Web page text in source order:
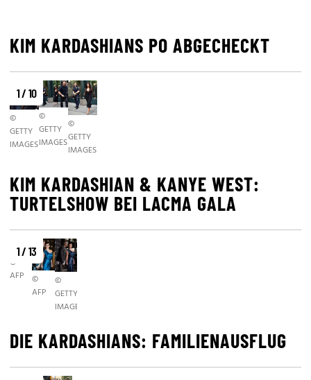
KIM KARDASHIANS PO ABGECHECKT
1 / 10
©
GETTY
IMAGES
©
GETTY
IMAGES
©
GETTY
IMAGES
KIM KARDASHIAN & KANYE WEST:
TURTELSHOW BEI LACMA GALA
1 / 13
©
AFP
©
AFP
©
GETTY
IMAGES
DIE KARDASHIANS: FAMILIENAUSFLUG